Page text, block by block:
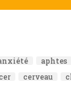
aphtes
cerveau